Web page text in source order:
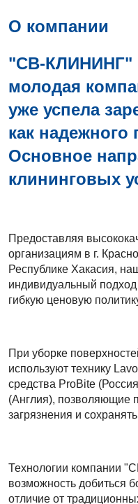
О компании
"СВ-КЛИНИНГ"
молодая
уже успела
как надежного
Основное
клининговых
Предоставляя
организациям в г.
Республике Хакасия,
индивидуальный подход
гибкую ценовую
При уборке
используют технику
средства ProBite
(Англия), позволяющие
загрязнения и
Технологии компании
возможность добиться
отличие от